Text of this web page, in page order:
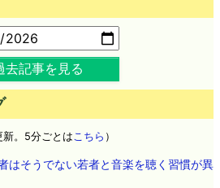
去記事を見る
。5分ごとはこちら ）
はそうでない若者と音楽を聴く習慣が異